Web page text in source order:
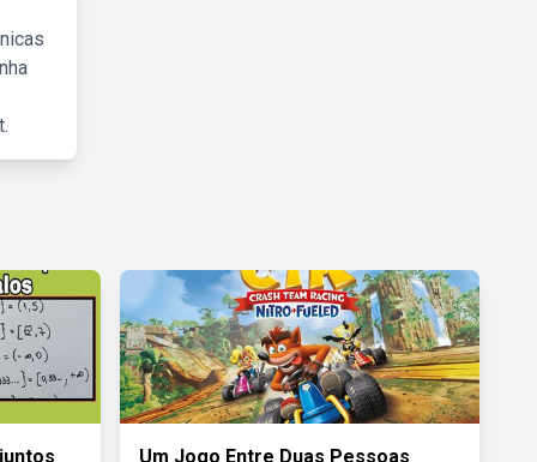
Um Jogo Entre Duas Pessoas